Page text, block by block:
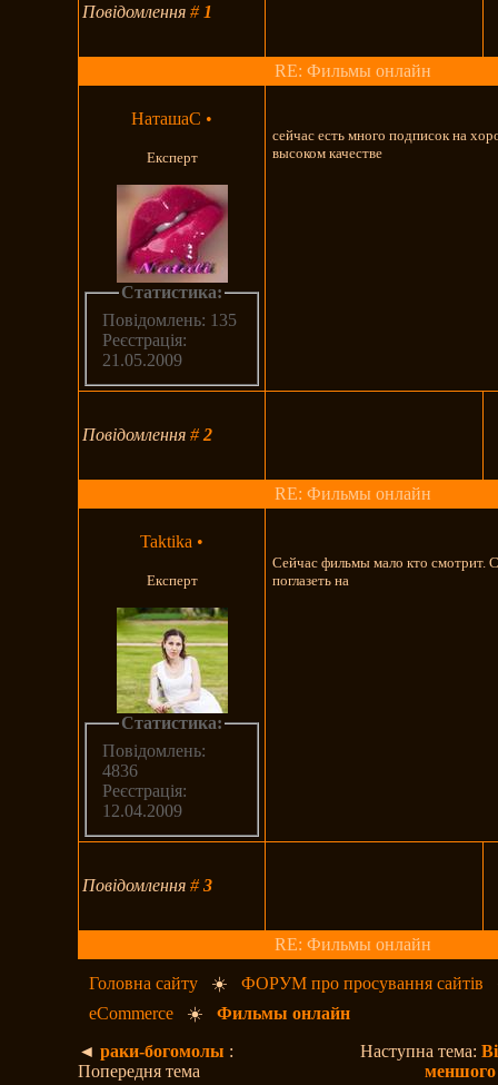
Повідомлення# 1
RE: Фильмы онлайн
НаташаС •
Експерт
Статистика:
Повідомлень: 135
Реєстрація:
21.05.2009
сейчас есть много подписок на
высоком качестве
Повідомлення#2
RE: Фильмы онлайн
Taktika •
Експерт
Статистика:
Повідомлень:
4836
Реєстрація:
12.04.2009
Сейчас фильмы мало кто смотрит.
поглазеть на
Повідомлення#3
RE: Фильмы онлайн
Головна сайту ☀️ФОРУМ про просування сайтів
eCommerce
☀️Фильмы онлайн
◄раки-богомолы :
Попередня тема
Наступна тема:
меншого